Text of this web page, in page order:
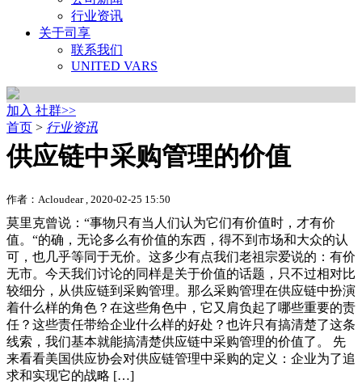
行业资讯
关于司享
联系我们
UNITED VARS
加入 社群>>
首页 > 行业资讯
供应链中采购管理的价值
作者：Acloudear , 2020-02-25 15:50
莫里克曾说：“事物只有当人们认为它们有价值时，才有价
值。“的确，无论多么有价值的东西，得不到市场和大众的认
可，也几乎等同于无价。这多少有点我们老祖宗爱说的：有价
无市。今天我们讨论的同样是关于价值的话题，只不过相对比
较细分，从供应链到采购管理。那么采购管理在供应链中扮演
着什么样的角色？在这些角色中，它又肩负起了哪些重要的责
任？这些责任带给企业什么样的好处？也许只有搞清楚了这条
线索，我们基本就能搞清楚供应链中采购管理的价值了。 先
来看看美国供应协会对供应链管理中采购的定义：企业为了追
求和实现它的战略 […]